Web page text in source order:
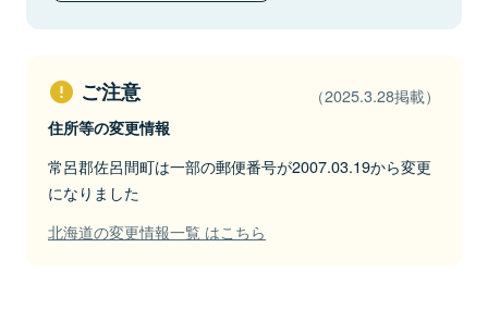
ご注意 （2025.3.28掲載）
住所等の変更情報
常呂郡佐呂間町は一部の郵便番号が2007.03.19から変更
になりました
北海道の変更情報一覧 はこちら